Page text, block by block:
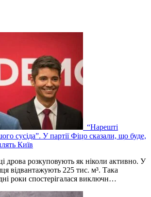
“Нарешті
сусіда”. У партії Фіцо сказали, що буде,
Київ
дрова розкуповують як ніколи активно. У
відвантажують 225 тис. м³. Така
роки спостерігалася виключн…